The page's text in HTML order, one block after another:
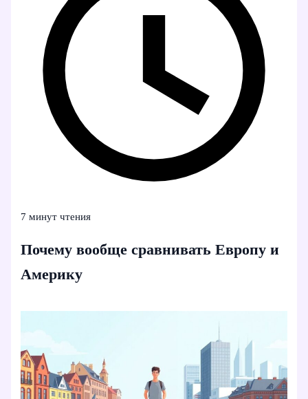
7 минут чтения
Почему вообще сравнивать Европу и
Америку